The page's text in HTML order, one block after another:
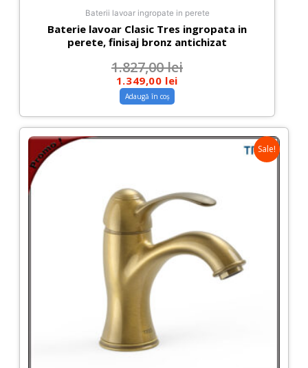
Baterii lavoar ingropate in perete
Baterie lavoar Clasic Tres ingropata in
perete, finisaj bronz antichizat
1.827,00lei
1.349,00 lei
Adaugă în coș
Sale!